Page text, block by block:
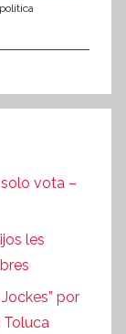
vota –
les
por
Toluca